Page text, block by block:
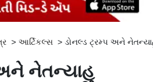
> આર્ટિકલ્સ > ડોનલ્ડ ટ્રમ્પ અને
નેતન્યાહુ